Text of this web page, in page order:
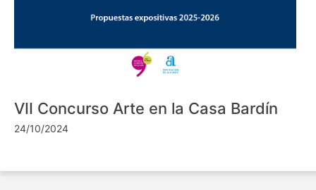
VII Concurso Arte en la Casa Bardín
24/10/2024